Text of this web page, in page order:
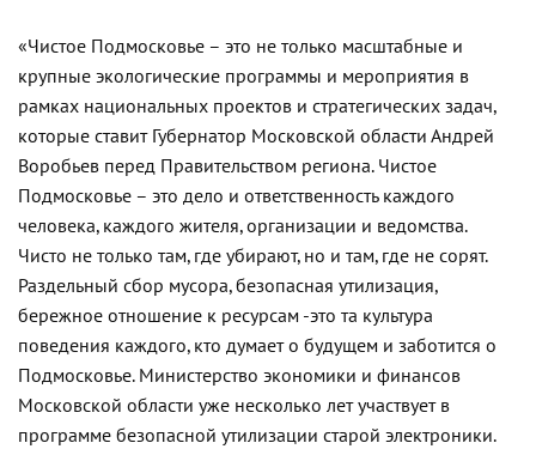
«Чистое Подмосковье – это не только масштабные и
крупные экологические программы и мероприятия в
рамках национальных проектов и стратегических задач,
которые ставит Губернатор Московской области Андрей
Воробьев перед Правительством региона. Чистое
Подмосковье – это дело и ответственность каждого
человека, каждого жителя, организации и ведомства.
Чисто не только там, где убирают, но и там, где не сорят.
Раздельный сбор мусора, безопасная утилизация,
бережное отношение к ресурсам -это та культура
поведения каждого, кто думает о будущем и заботится о
Подмосковье. Министерство экономики и финансов
Московской области уже несколько лет участвует в
программе безопасной утилизации старой электроники.